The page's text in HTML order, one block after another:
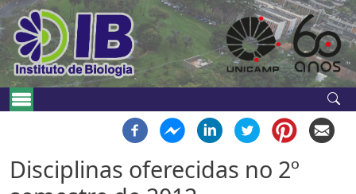
Pular para o conteúdo principal
Navegação principal
Disciplinas oferecidas no 2º